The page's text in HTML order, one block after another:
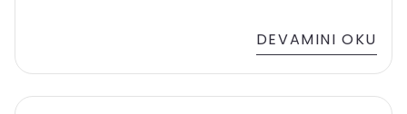
DEVAMINI OKU